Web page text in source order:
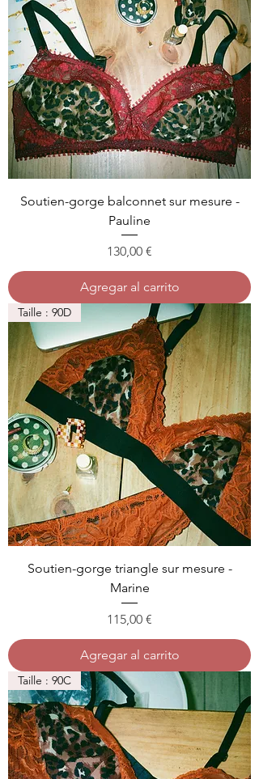
Soutien-gorge balconnet sur mesure -
Pauline
Precio
130,00 €
Agregar al carrito
Taille : 90D
Soutien-gorge triangle sur mesure -
Marine
Precio
115,00 €
Agregar al carrito
Taille : 90C